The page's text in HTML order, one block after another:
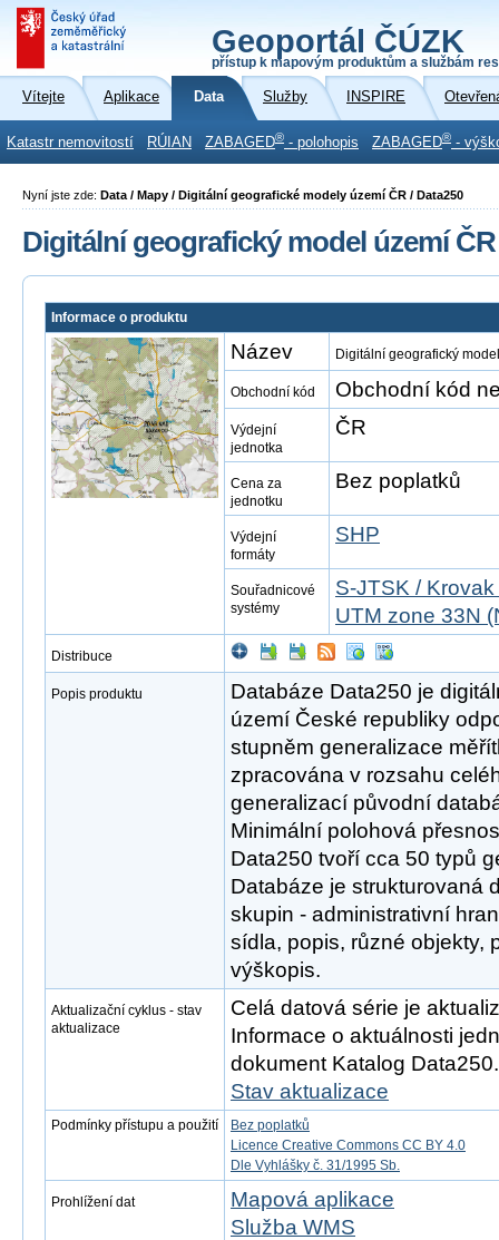
Geoportál ČÚZK
přístup k mapovým produktům a službám
Vítejte Aplikace Data Služby INSPIRE
Katastr nemovitostí RÚIAN ZABAGED® - polohopis ZABAGED® -
Nyní jste zde: Data / Mapy / Digitální geografické modely území ČR / Data250
Digitální geografický model území ČR
Informace o produktu
Název Digitální geografický
Obchodní kód Obchodní kód
Výdejní
jednotka
ČR
Cena za
jednotku
Bez poplatků
Výdejní
formáty
SHP
Souřadnicové
systémy
S-JTSK /
UTM zone 33N
Distribuce
Popis produktu
Databáze Data250 je
území České republiky
stupněm generalizace
zpracována v rozsahu
generalizací původní
Minimální polohová
Data250 tvoří cca 50 typů
Databáze je strukturovaná
skupin - administrativní
sídla, popis, různé objekty,
výškopis.
Aktualizační cyklus - stav
aktualizace
Celá datová série je
Informace o aktuálnosti
dokument Katalog Data250.
Stav aktualizace
Podmínky přístupu a použití
Bez poplatků
Licence Creative Commons CC BY 4.0
Dle Vyhlášky č. 31/1995 Sb.
Prohlížení dat
Mapová aplikace
Služba WMS